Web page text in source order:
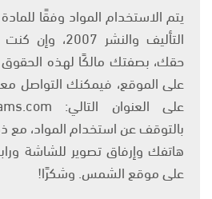
التأليف والنشر
حقك، بصفتك مالكًا لهذه
على الموقع، فيمكنك التواصل
بالتوقف عن استخدام المواد،
هاتفك وإرفاق تصوير للشاشة
على موقع الشمس. وشكرًا!